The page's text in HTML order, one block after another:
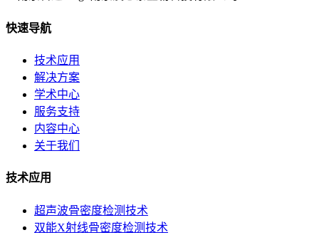
快速导航
技术应用
解决方案
学术中心
服务支持
内容中心
关于我们
技术应用
超声波骨密度检测技术
双能X射线骨密度检测技术